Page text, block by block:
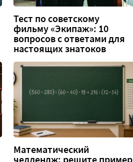
Тест по советскому
фильму «Экипаж»: 10
вопросов с ответами для
настоящих знатоков
Математический